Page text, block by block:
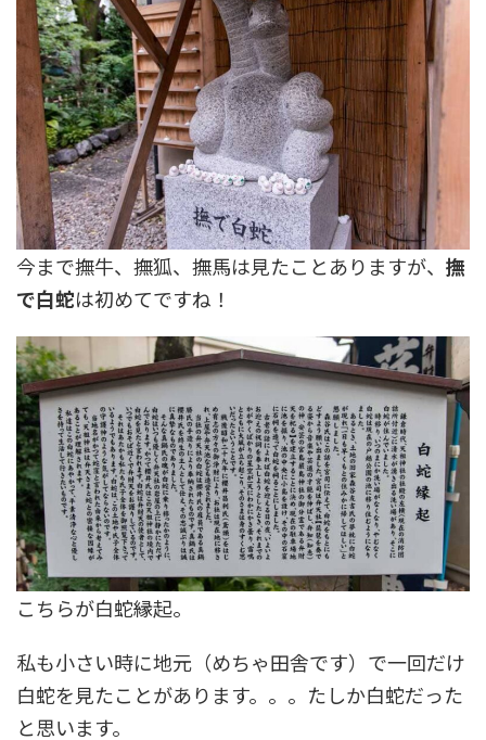
今まで撫牛、撫狐、撫馬は見たことありますが、 撫
で白蛇は初めてですね！
こちらが白蛇縁起。
私も小さい時に地元（めちゃ田舎です）で一回だけ
白蛇を見たことがあります。。。たしか白蛇だった
と思います。